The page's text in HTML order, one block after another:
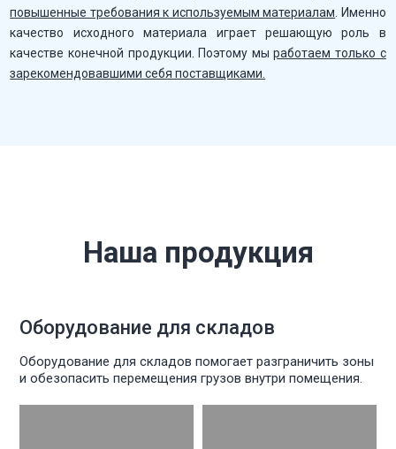
повышенные требования к используемым материалам . Именно
качество исходного материала играет решающую роль в
качестве конечной продукции. Поэтому мыработаем только с
зарекомендовавшими себя поставщиками.
Наша продукция
Оборудование для складов
Оборудование для складов помогает разграничить зоны
и обезопасить перемещения грузов внутри помещения.